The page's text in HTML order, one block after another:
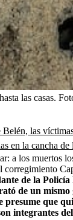
las casas.
las
en la cancha
a los muertos
corregimiento
de la
de un
presume que
integrantes